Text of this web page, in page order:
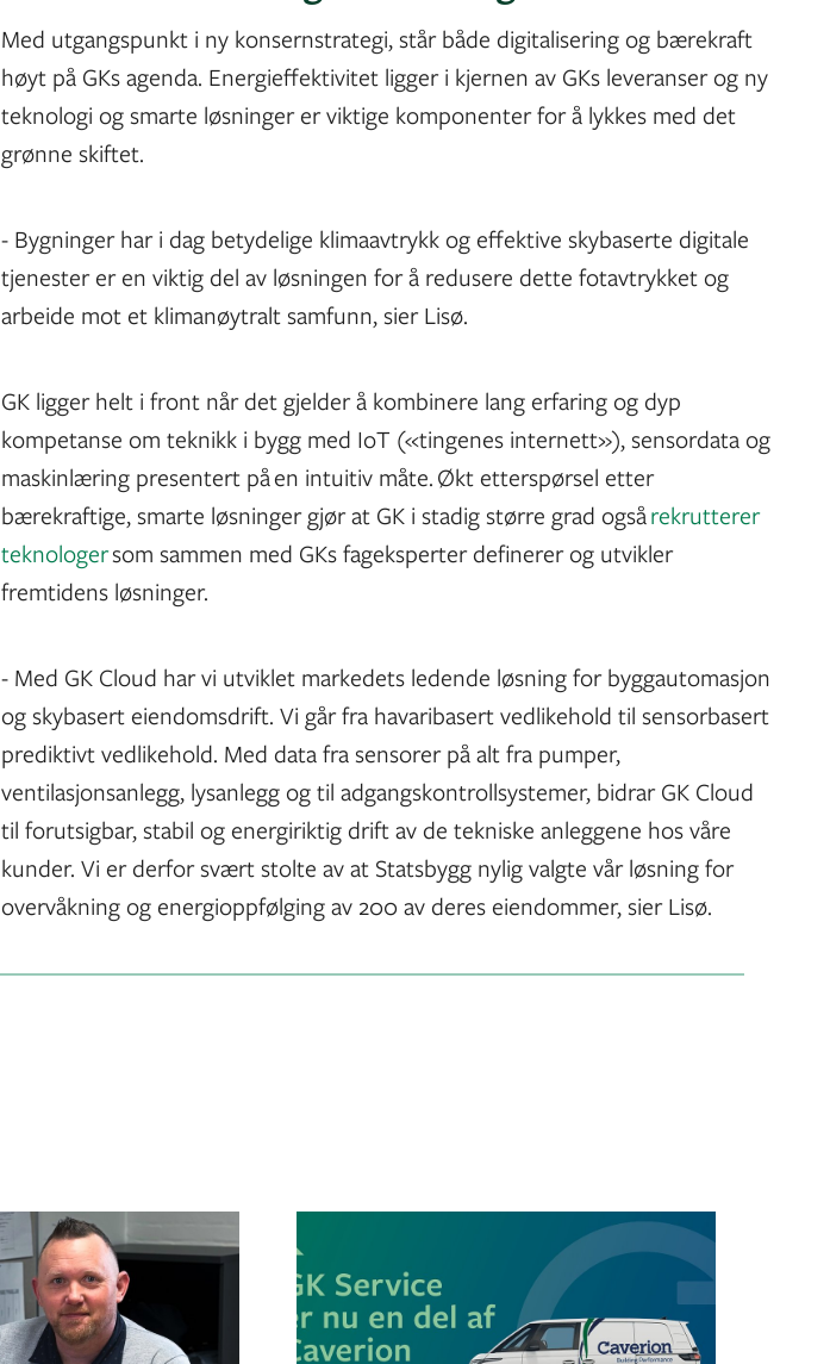
Med utgangspunkt i ny konsernstrategi, står både digitalisering og bærekraft
høyt på GKs agenda. Energieffektivitet ligger i kjernen av GKs leveranser og ny
teknologi og smarte løsninger er viktige komponenter for å lykkes med det
grønne skiftet.
- Bygninger har i dag betydelige klimaavtrykk og effektive skybaserte digitale
tjenester er en viktig del av løsningen for å redusere dette fotavtrykket og
arbeide mot et klimanøytralt samfunn, sier Lisø.
GK ligger helt i front når det gjelder å kombinere lang erfaring og dyp
kompetanse om teknikk i bygg med IoT («tingenes internett»), sensordata og
maskinlæring presentert på en intuitiv måte. Økt etterspørsel etter
bærekraftige, smarte løsninger gjør at GK i stadig større grad ogsårekrutterer
teknologersom sammen med GKs fageksperter definerer og utvikler
fremtidens løsninger.
- Med GK Cloud har vi utviklet markedets ledende løsning for byggautomasjon
og skybasert eiendomsdrift. Vi går fra havaribasert vedlikehold til sensorbasert
prediktivt vedlikehold. Med data fra sensorer på alt fra pumper,
ventilasjonsanlegg, lysanlegg og til adgangskontrollsystemer, bidrar GK Cloud
til forutsigbar, stabil og energiriktig drift av de tekniske anleggene hos våre
kunder. Vi er derfor svært stolte av at Statsbygg nylig valgte vår løsning for
overvåkning og energioppfølging av 200 av deres eiendommer, sier Lisø.